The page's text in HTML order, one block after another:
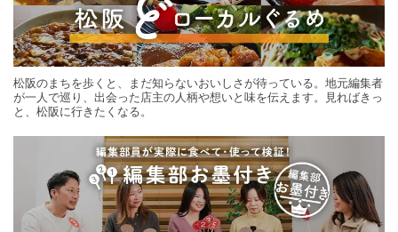
松阪のまちを歩くと、まだ知らないおいしさが待っている。地元編集者
が一人で巡り、出会った店主の人柄や想いと味を伝えます。見ればきっ
と、松阪に行きたくなる。